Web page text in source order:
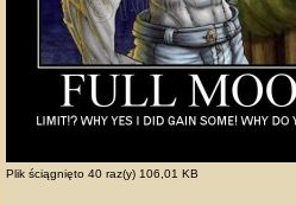
Plik ściągnięto 40 raz(y) 106,01 KB